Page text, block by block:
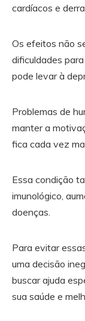
cardíacos e
Os efeitos não
dificuldades
pode levar à
Problemas de
manter a
fica cada vez
Essa condição
imunológico,
doenças.
Para evitar
uma decisão
buscar ajuda
sua saúde e